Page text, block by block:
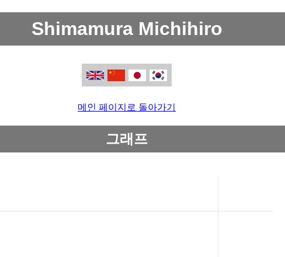
Shimamura Michihiro
메인 페이지로 돌아가기
그래프